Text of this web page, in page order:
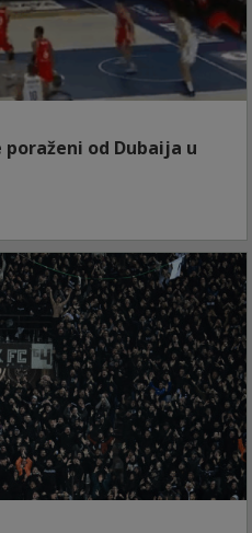
od Dubaija u